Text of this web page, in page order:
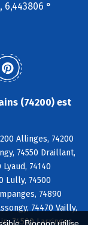
6,443806 °
(74200) est
Allinges, 74200
74550 Draillant,
74140
Lully, 74500
74890
74470 Vailly,
74500 Larringes,